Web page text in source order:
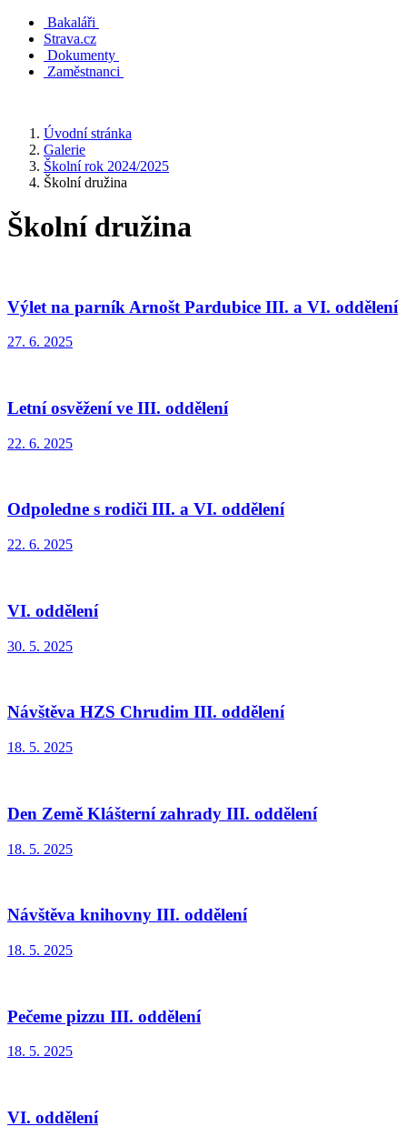
Bakaláři
Strava.cz
Dokumenty
Zaměstnanci
Úvodní stránka
Galerie
Školní rok 2024/2025
Školní družina
Školní družina
Výlet na parník Arnošt Pardubice III. a VI. oddělení
27. 6. 2025
Letní osvěžení ve III. oddělení
22. 6. 2025
Odpoledne s rodiči III. a VI. oddělení
22. 6. 2025
VI. oddělení
30. 5. 2025
Návštěva HZS Chrudim III. oddělení
18. 5. 2025
Den Země Klášterní zahrady III. oddělení
18. 5. 2025
Návštěva knihovny III. oddělení
18. 5. 2025
Pečeme pizzu III. oddělení
18. 5. 2025
VI. oddělení